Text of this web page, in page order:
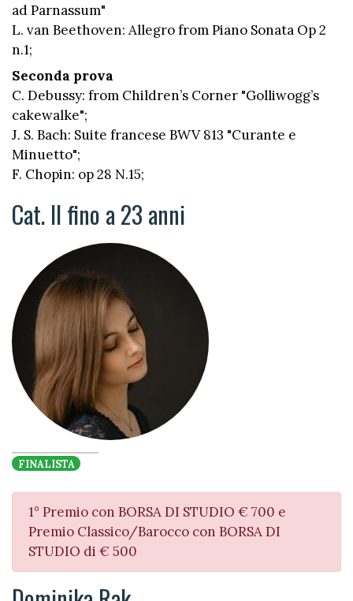
ad Parnassum"
L. van Beethoven: Allegro from Piano Sonata Op 2
n.1;
Seconda prova
C. Debussy: from Children’s Corner "Golliwogg’s
cakewalke";
J. S. Bach: Suite francese BWV 813 "Curante e
Minuetto";
F. Chopin: op 28 N.15;
Cat. II fino a 23 anni
FINALISTA
1° Premio con BORSA DI STUDIO € 700 e
Premio Classico/Barocco con BORSA DI
STUDIO di € 500